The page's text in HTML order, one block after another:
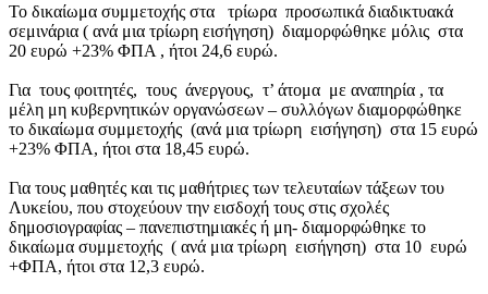
Το δικαίωμα συμμετοχής στα τρίωρα προσωπικά διαδικτυακά
σεμινάρια ( ανά μια τρίωρη εισήγηση) διαμορφώθηκε μόλις στα
20 ευρώ +23% ΦΠΑ , ήτοι 24,6 ευρώ.
Για τους φοιτητές, τους άνεργους, τ’ άτομα με αναπηρία , τα
μέλη μη κυβερνητικών οργανώσεων – συλλόγων διαμορφώθηκε
το δικαίωμα συμμετοχής (ανά μια τρίωρη εισήγηση) στα 15 ευρώ
+23% ΦΠΑ, ήτοι στα 18,45 ευρώ.
Για τους μαθητές και τις μαθήτριες των τελευταίων τάξεων του
Λυκείου, που στοχεύουν την εισδοχή τους στις σχολές
δημοσιογραφίας – πανεπιστημιακές ή μη- διαμορφώθηκε το
δικαίωμα συμμετοχής ( ανά μια τρίωρη εισήγηση) στα 10 ευρώ
+ΦΠΑ, ήτοι στα 12,3 ευρώ.